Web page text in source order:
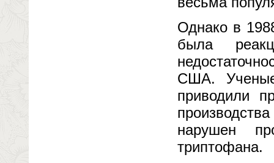
Однако в
была
США. Ученые
приводили
нарушен
триптофана.